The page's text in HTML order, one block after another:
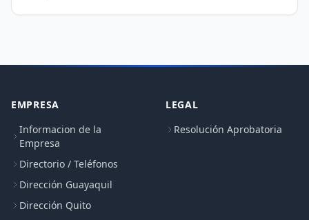
EMPRESA
Informacion de la
Empresa
Directorio / Teléfonos
Dirección Guayaquil
Dirección Quito
LEGAL
Resolución Aprobatoria